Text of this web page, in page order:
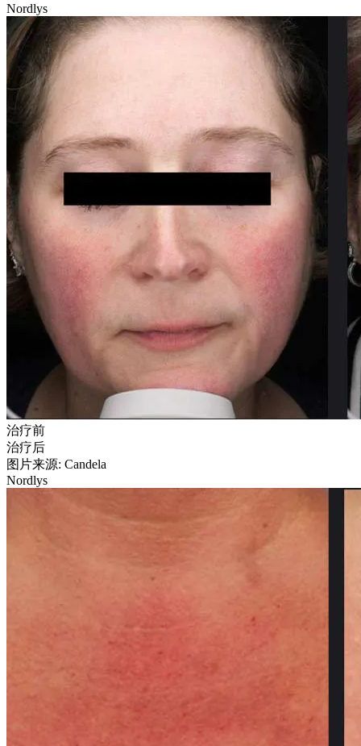
Nordlys
治疗前
治疗后
图片来源: Candela
Nordlys